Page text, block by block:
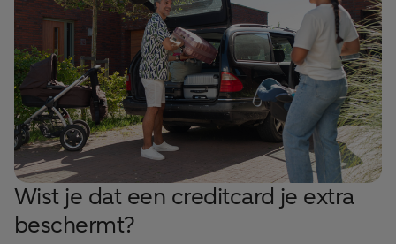
Wist je dat een creditcard je extra
beschermt?